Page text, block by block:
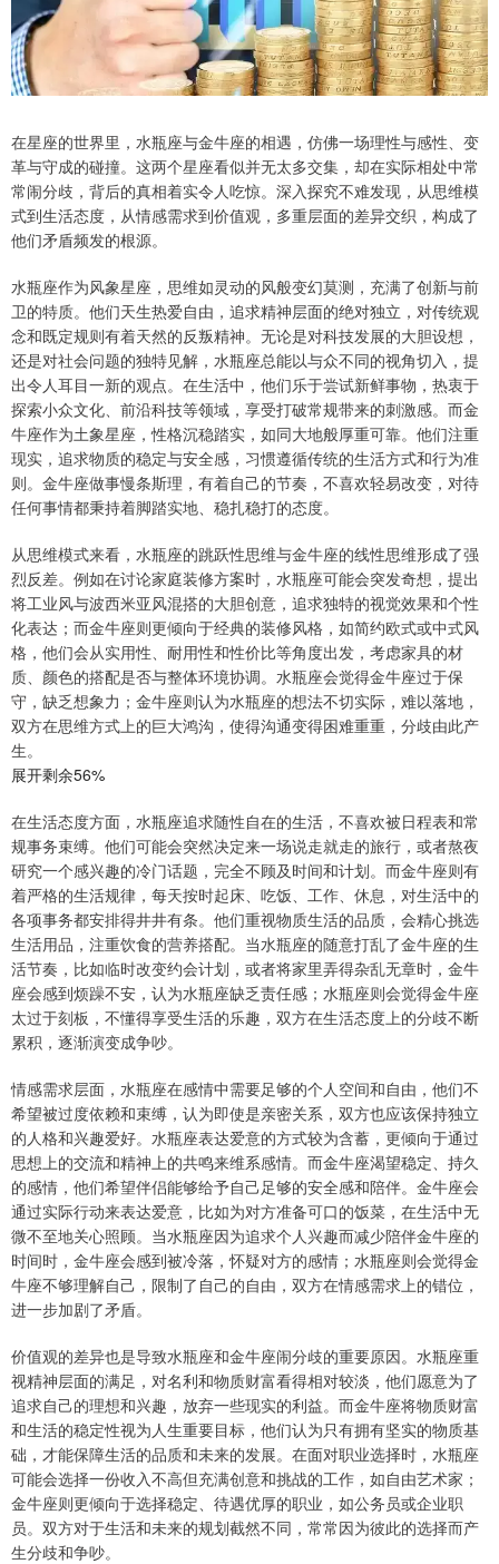
在星座的世界里，水瓶座与金牛座的相遇，仿佛一场理性与感性、变
革与守成的碰撞。这两个星座看似并无太多交集，却在实际相处中常
常闹分歧，背后的真相着实令人吃惊。深入探究不难发现，从思维模
式到生活态度，从情感需求到价值观，多重层面的差异交织，构成了
他们矛盾频发的根源。
水瓶座作为风象星座，思维如灵动的风般变幻莫测，充满了创新与前
卫的特质。他们天生热爱自由，追求精神层面的绝对独立，对传统观
念和既定规则有着天然的反叛精神。无论是对科技发展的大胆设想，
还是对社会问题的独特见解，水瓶座总能以与众不同的视角切入，提
出令人耳目一新的观点。在生活中，他们乐于尝试新鲜事物，热衷于
探索小众文化、前沿科技等领域，享受打破常规带来的刺激感。而金
牛座作为土象星座，性格沉稳踏实，如同大地般厚重可靠。他们注重
现实，追求物质的稳定与安全感，习惯遵循传统的生活方式和行为准
则。金牛座做事慢条斯理，有着自己的节奏，不喜欢轻易改变，对待
任何事情都秉持着脚踏实地、稳扎稳打的态度。
从思维模式来看，水瓶座的跳跃性思维与金牛座的线性思维形成了强
烈反差。例如在讨论家庭装修方案时，水瓶座可能会突发奇想，提出
将工业风与波西米亚风混搭的大胆创意，追求独特的视觉效果和个性
化表达；而金牛座则更倾向于经典的装修风格，如简约欧式或中式风
格，他们会从实用性、耐用性和性价比等角度出发，考虑家具的材
质、颜色的搭配是否与整体环境协调。水瓶座会觉得金牛座过于保
守，缺乏想象力；金牛座则认为水瓶座的想法不切实际，难以落地，
双方在思维方式上的巨大鸿沟，使得沟通变得困难重重，分歧由此产
生。
展开剩余56%
在生活态度方面，水瓶座追求随性自在的生活，不喜欢被日程表和常
规事务束缚。他们可能会突然决定来一场说走就走的旅行，或者熬夜
研究一个感兴趣的冷门话题，完全不顾及时间和计划。而金牛座则有
着严格的生活规律，每天按时起床、吃饭、工作、休息，对生活中的
各项事务都安排得井井有条。他们重视物质生活的品质，会精心挑选
生活用品，注重饮食的营养搭配。当水瓶座的随意打乱了金牛座的生
活节奏，比如临时改变约会计划，或者将家里弄得杂乱无章时，金牛
座会感到烦躁不安，认为水瓶座缺乏责任感；水瓶座则会觉得金牛座
太过于刻板，不懂得享受生活的乐趣，双方在生活态度上的分歧不断
累积，逐渐演变成争吵。
情感需求层面，水瓶座在感情中需要足够的个人空间和自由，他们不
希望被过度依赖和束缚，认为即使是亲密关系，双方也应该保持独立
的人格和兴趣爱好。水瓶座表达爱意的方式较为含蓄，更倾向于通过
思想上的交流和精神上的共鸣来维系感情。而金牛座渴望稳定、持久
的感情，他们希望伴侣能够给予自己足够的安全感和陪伴。金牛座会
通过实际行动来表达爱意，比如为对方准备可口的饭菜，在生活中无
微不至地关心照顾。当水瓶座因为追求个人兴趣而减少陪伴金牛座的
时间时，金牛座会感到被冷落，怀疑对方的感情；水瓶座则会觉得金
牛座不够理解自己，限制了自己的自由，双方在情感需求上的错位，
进一步加剧了矛盾。
价值观的差异也是导致水瓶座和金牛座闹分歧的重要原因。水瓶座重
视精神层面的满足，对名利和物质财富看得相对较淡，他们愿意为了
追求自己的理想和兴趣，放弃一些现实的利益。而金牛座将物质财富
和生活的稳定性视为人生重要目标，他们认为只有拥有坚实的物质基
础，才能保障生活的品质和未来的发展。在面对职业选择时，水瓶座
可能会选择一份收入不高但充满创意和挑战的工作，如自由艺术家；
金牛座则更倾向于选择稳定、待遇优厚的职业，如公务员或企业职
员。双方对于生活和未来的规划截然不同，常常因为彼此的选择而产
生分歧和争吵。